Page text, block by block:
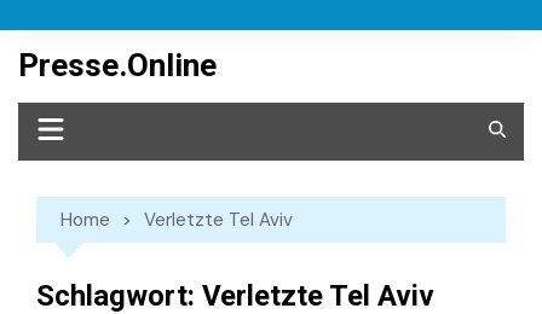
content
Presse.Online
Home Verletzte Tel Aviv
Schlagwort: Verletzte Tel Aviv